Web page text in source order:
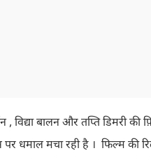
, विद्या बालन और तप्ति डिमरी
धमाल मचा रही है । फिल्म की